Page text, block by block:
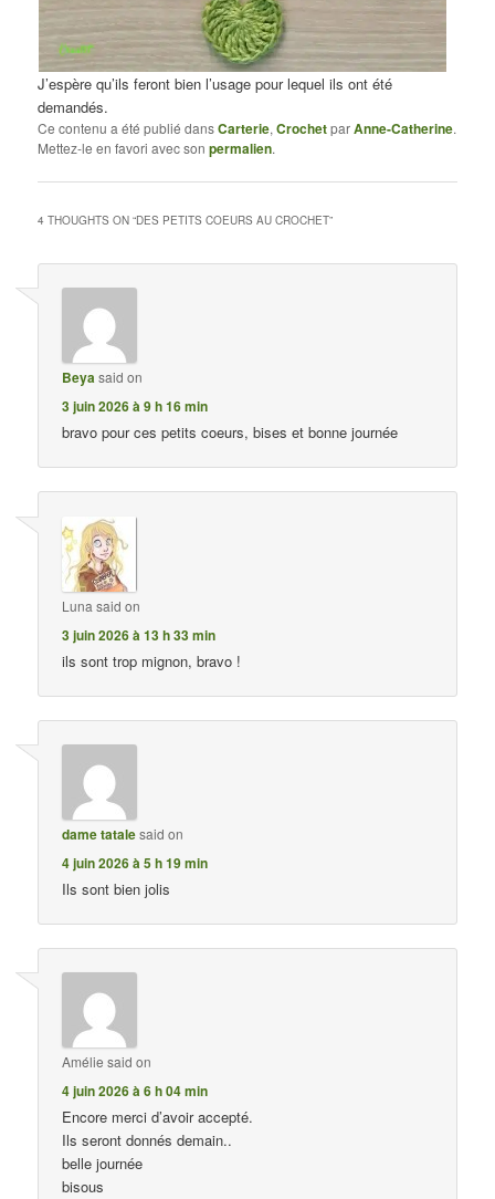
J’espère qu’ils feront bien l’usage pour lequel ils ont été
demandés.
Ce contenu a été publié dansCarterie,CrochetparAnne-Catherine.
Mettez-le en favori avec sonpermalien.
4 THOUGHTS ON “DES PETITS COEURS AU CROCHET”
Beyasaid on
3 juin 2026 à 9 h 16 min
bravo pour ces petits coeurs, bises et bonne journée
Luna said on
3 juin 2026 à 13 h 33 min
ils sont trop mignon, bravo !
dame tatalesaid on
4 juin 2026 à 5 h 19 min
Ils sont bien jolis
Amélie said on
4 juin 2026 à 6 h 04 min
Encore merci d’avoir accepté.
Ils seront donnés demain..
belle journée
bisous